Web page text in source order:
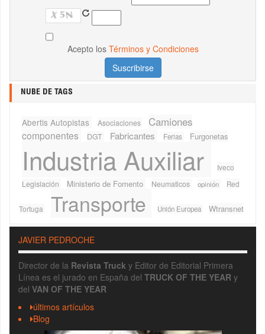
Acepto los Términos y Condiciones
NUBE DE TAGS
Abertis Autopistas Asociaciones Camiones
componentes DGT Fabricantes Ferias Furgonetas
Industria Auxiliar
Iveco
Legislación
Ministerio de Fomento Neumaticos opinión Red
Tortuga Transporte Unión Europea Wtransnet
JAVIER PEDROCHE
Director de la Revista Truck y Editor de Editorial Primera
Línea es el jurado en España del TRUCK OF THE YEAR y
del VAN OF THE YEAR
últimos artículos
Blog